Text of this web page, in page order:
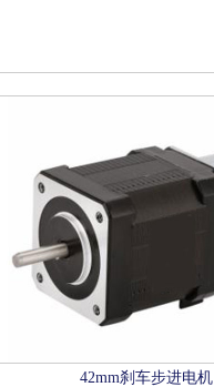
42mm刹车步进电机